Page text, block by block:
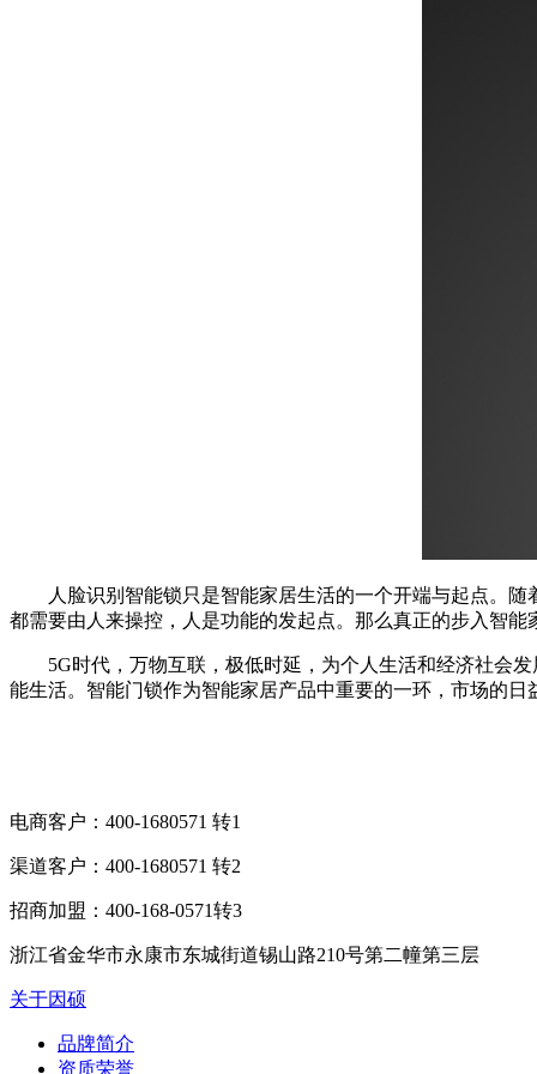
人脸识别智能锁只是智能家居生活的一个开端与起点。随
都需要由人来操控，人是功能的发起点。那么真正的步入智
5G时代，万物互联，极低时延，为个人生活和经济社会发
能生活。智能门锁作为智能家居产品中重要的一环，市场的
电商客户：400-1680571 转1
渠道客户：400-1680571 转2
招商加盟：400-168-0571转3
浙江省金华市永康市东城街道锡山路210号第二幢第三层
关于因硕
品牌简介
资质荣誉